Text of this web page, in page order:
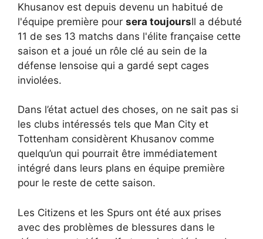
Khusanov est depuis devenu un habitué de
l'équipe première pour sera toujoursIl a débuté
11 de ses 13 matchs dans l'élite française cette
saison et a joué un rôle clé au sein de la
défense lensoise qui a gardé sept cages
inviolées.
Dans l’état actuel des choses, on ne sait pas si
les clubs intéressés tels que Man City et
Tottenham considèrent Khusanov comme
quelqu’un qui pourrait être immédiatement
intégré dans leurs plans en équipe première
pour le reste de cette saison.
Les Citizens et les Spurs ont été aux prises
avec des problèmes de blessures dans le